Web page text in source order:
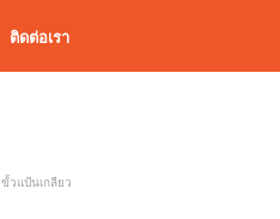
ติดต่อเรา
ขั้วแป้นเกลียว